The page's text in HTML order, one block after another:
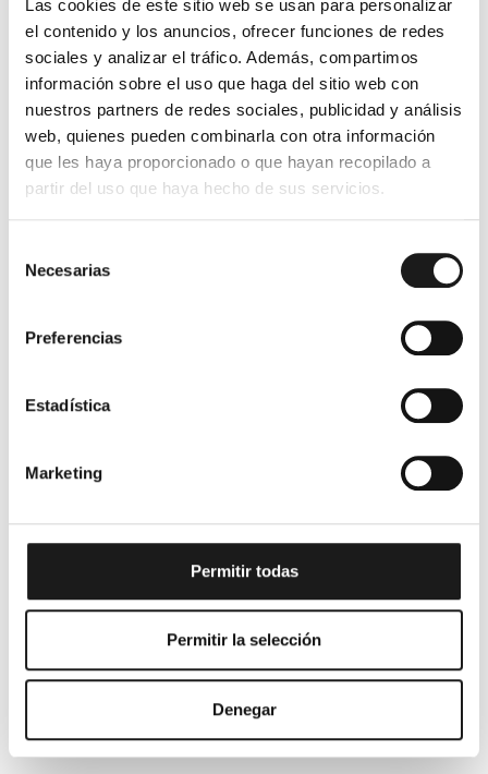
Las cookies de este sitio web se usan para personalizar
el contenido y los anuncios, ofrecer funciones de redes
sociales y analizar el tráfico. Además, compartimos
información sobre el uso que haga del sitio web con
nuestros partners de redes sociales, publicidad y análisis
web, quienes pueden combinarla con otra información
que les haya proporcionado o que hayan recopilado a
partir del uso que haya hecho de sus servicios.
Necesarias
Preferencias
Estadística
Marketing
Permitir todas
Permitir la selección
Denegar
Cruzar la calle en rojo:Un peatón cruza un
semáforo en rojo, lo que obliga a un conductor a
frenar de manera brusca para evitar atropellarlo.
Sin embargo, otro vehículo no consigue detenerse
a tiempo y colisiona con el coche que frenó. En
este caso, el peatón sería el responsable de haber
causado el accidente.
tráfico, y provoca que un vehículo deba desviarse
para evitar atropellarlo, causando un accidente,
Accidentes Mortales Causados
por Peatones
muerte de una persona, las consecuencias legales son
mucho más severas. En estos casos, el peatón puede
ser acusado de homicidio imprudente o negligente, y
enfrentarse a penas de prisión. En España, el homicidio
por imprudencia grave puede conllevar una pena de
hasta 4 años de cárcel.
Además de las posibles consecuencias penales, el
peatón responsable puede verse obligado a indemnizar
que incluye gastos funerarios, pérdida de ingresos y
compensaciones por el sufrimiento emocional.